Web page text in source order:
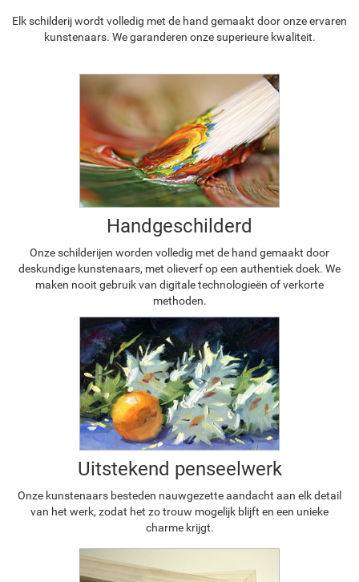
Elk schilderij wordt volledig met de hand gemaakt door onze ervaren
kunstenaars. We garanderen onze superieure kwaliteit.
Handgeschilderd
Onze schilderijen worden volledig met de hand gemaakt door
deskundige kunstenaars, met olieverf op een authentiek doek. We
maken nooit gebruik van digitale technologieën of verkorte
methoden.
Uitstekend penseelwerk
Onze kunstenaars besteden nauwgezette aandacht aan elk detail
van het werk, zodat het zo trouw mogelijk blijft en een unieke
charme krijgt.